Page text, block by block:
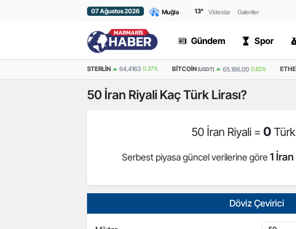
07 Ağustos 2026 13° Videolar Galeriler
Gündem Spor
STERLIN 64,4163 0.37% BITCOIN(USDT) 65.186,00 0.82%
50 İran Riyali Kaç Türk Lirası?
50 İran Riyali = 0 Türk
Serbest piyasa güncel verilerine göre 1
Döviz Çevirici